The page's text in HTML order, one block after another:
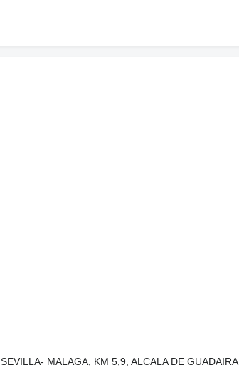
MALAGA, KM 5,9, ALCALA DE GUADAIRA